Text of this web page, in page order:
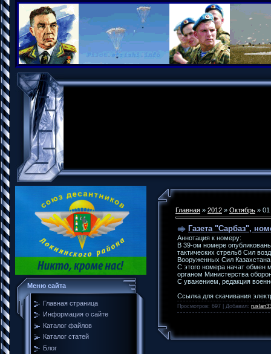
Меню сайта
Главная страница
Информация о сайте
Каталог файлов
Каталог статей
Блог
Главная » 2012 » Октябрь » 01
Газета "Сарбаз",
Аннотация к номеру:
В 39-ом номере
тактических стрельб Сил
Вооруженных Сил
С этого номера начат обмен
органом Министерства
С уважением, редакция
Ссылка для скачивания
Просмотров: 697 | Добавил: